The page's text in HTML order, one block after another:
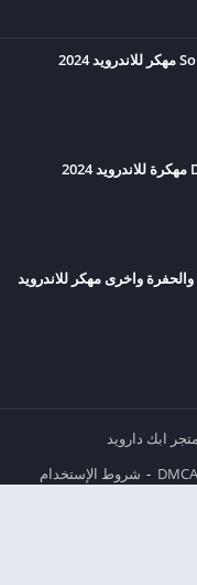
واخرى مهكر للاندرويد
متجر ابك دارويد
شروط الإستخدام